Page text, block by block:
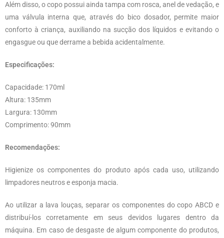
Além disso, o copo possui ainda tampa com rosca, anel de vedação, e
uma válvula interna que, através do bico dosador, permite maior
conforto à criança, auxiliando na sucção dos líquidos e evitando o
engasgue ou que derrame a bebida acidentalmente.
Especificações:
Capacidade: 170ml
Altura: 135mm
Largura: 130mm
Comprimento: 90mm
Recomendações:
Higienize os componentes do produto após cada uso, utilizando
limpadores neutros e esponja macia.
Ao utilizar a lava louças, separar os componentes do copo ABCD e
distribuí-los corretamente em seus devidos lugares dentro da
máquina. Em caso de desgaste de algum componente do produtos,